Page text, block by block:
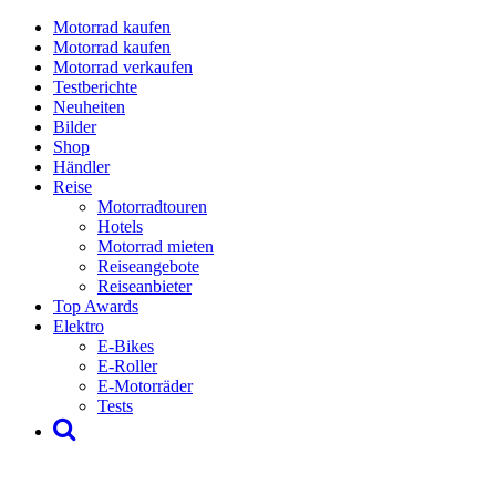
Motorrad kaufen
Motorrad kaufen
Motorrad verkaufen
Testberichte
Neuheiten
Bilder
Shop
Händler
Reise
Motorradtouren
Hotels
Motorrad mieten
Reiseangebote
Reiseanbieter
Top Awards
Elektro
E-Bikes
E-Roller
E-Motorräder
Tests